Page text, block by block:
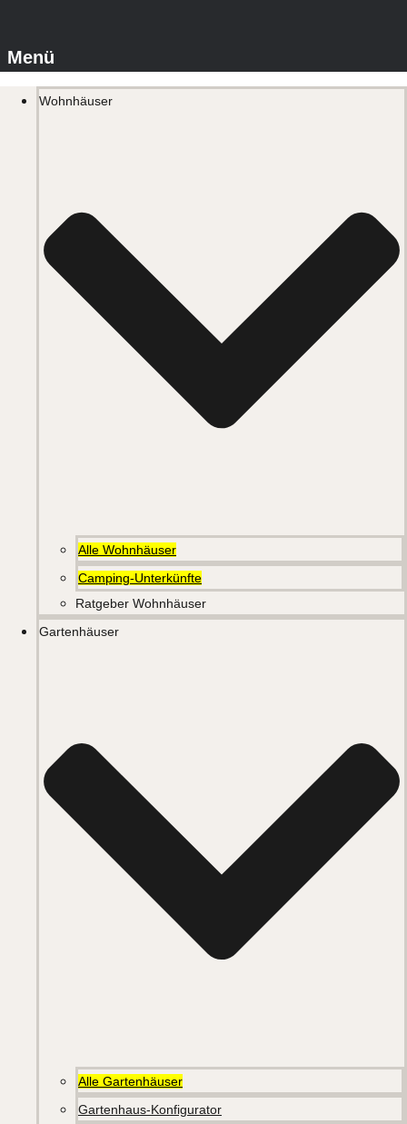
Wohnhäuser
Alle Wohnhäuser
Camping-Unterkünfte
Ratgeber Wohnhäuser
Gartenhäuser
Alle Gartenhäuser
Gartenhaus-Konfigurator